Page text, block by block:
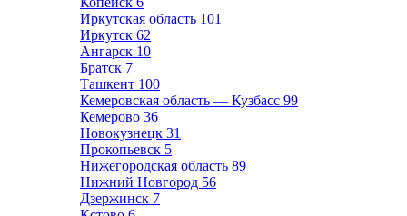
Иркутская область 101
Иркутск 62
Ангарск 10
Братск 7
Ташкент 100
Кемеровская область — Кузбасс 99
Кемерово 36
Новокузнецк 31
Прокопьевск 5
Нижегородская область 89
Нижний Новгород 56
Дзержинск 7